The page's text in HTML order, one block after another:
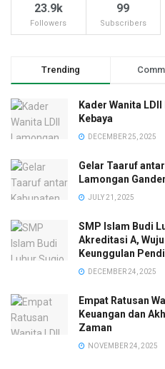
23.9k
Followers
99
Subscribers
Trending
Kader Wanita
Kebaya
DECEMBER 25, 2025
Gelar Taaruf
Lamongan
JULY 21, 2025
SMP Islam Budi
Akreditasi A,
Keunggulan
DECEMBER 24, 2025
Empat Ratusan
Keuangan dan
Zaman
NOVEMBER 24, 2025